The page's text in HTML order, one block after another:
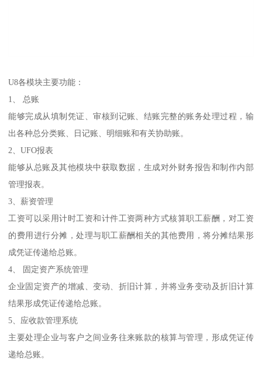
U8各模块主要功能：
1、 总账
能够完成从填制凭证、审核到记账、结账完整的账务处理过程，输
出各种总分类账、日记账、明细账和有关协助账。
2、UFO报表
能够从总账及其他模块中获取数据，生成对外财务报告和制作内部
管理报表。
3、薪资管理
工资可以采用计时工资和计件工资两种方式核算职工薪酬，对工资
的费用进行分摊，处理与职工薪酬相关的其他费用，将分摊结果形
成凭证传递给总账。
4、 固定资产系统管理
企业固定资产的增减、变动、折旧计算，并将业务变动及折旧计算
结果形成凭证传递给总账。
5、应收款管理系统
主要处理企业与客户之间业务往来账款的核算与管理，形成凭证传
递给总账。